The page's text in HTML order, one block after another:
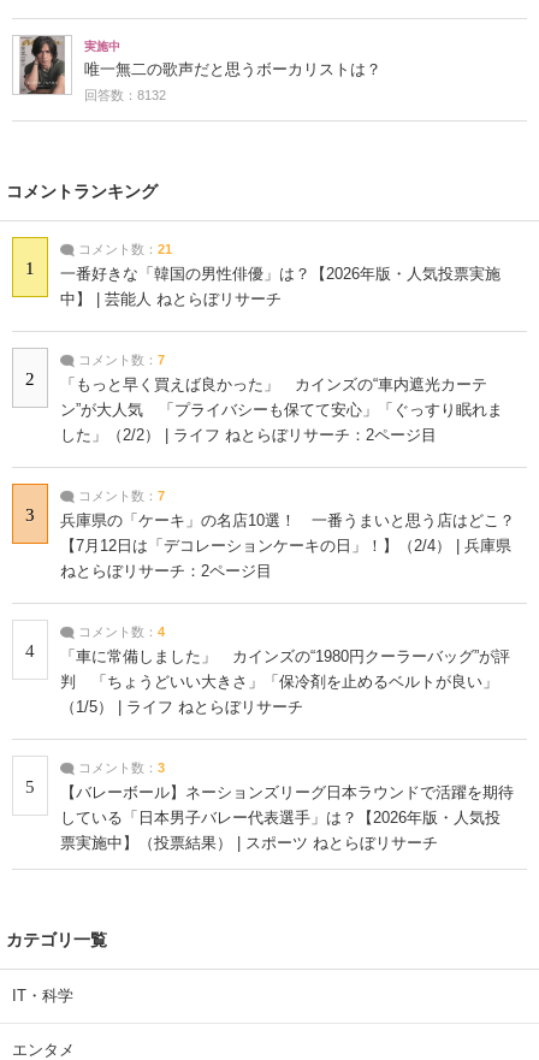
実施中
唯一無二の歌声だと思うボーカリストは？
回答数：8132
コメントランキング
1
コメント数： 21
一番好きな「韓国の男性俳優」は？【2026年版・人気投票実施
中】 | 芸能人 ねとらぼリサーチ
2
コメント数： 7
「もっと早く買えば良かった」 カインズの“車内遮光カーテ
ン”が大人気 「プライバシーも保てて安心」「ぐっすり眠れま
した」（2/2） | ライフ ねとらぼリサーチ：2ページ目
3
コメント数： 7
兵庫県の「ケーキ」の名店10選！ 一番うまいと思う店はどこ？
【7月12日は「デコレーションケーキの日」！】（2/4） | 兵庫県
ねとらぼリサーチ：2ページ目
4
コメント数： 4
「車に常備しました」 カインズの“1980円クーラーバッグ”が評
判 「ちょうどいい大きさ」「保冷剤を止めるベルトが良い」
（1/5） | ライフ ねとらぼリサーチ
5
コメント数： 3
【バレーボール】ネーションズリーグ日本ラウンドで活躍を期待
している「日本男子バレー代表選手」は？【2026年版・人気投
票実施中】（投票結果） | スポーツ ねとらぼリサーチ
カテゴリ一覧
IT・科学
エンタメ